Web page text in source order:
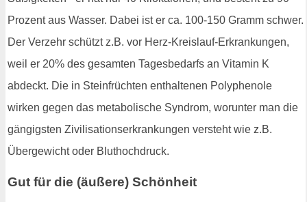
Prozent aus Wasser. Dabei ist er ca. 100-150 Gramm schwer.
Der Verzehr schützt z.B. vor Herz-Kreislauf-Erkrankungen,
weil er 20% des gesamten Tagesbedarfs an Vitamin K
abdeckt. Die in Steinfrüchten enthaltenen Polyphenole
wirken gegen das metabolische Syndrom, worunter man die
gängigsten Zivilisationserkrankungen versteht wie z.B.
Übergewicht oder Bluthochdruck.
Gut für die (äußere) Schönheit